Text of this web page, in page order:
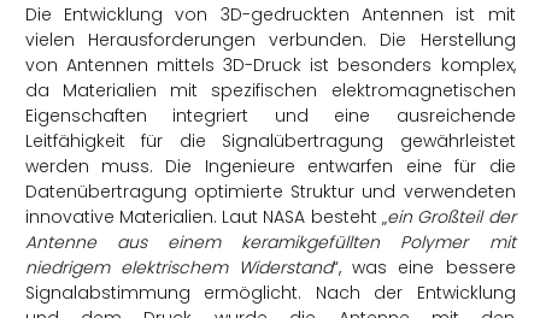
Die Entwicklung von 3D-gedruckten Antennen ist mit
vielen Herausforderungen verbunden. Die Herstellung
von Antennen mittels 3D-Druck ist besonders komplex,
da Materialien mit spezifischen elektromagnetischen
Eigenschaften integriert und eine ausreichende
Leitfähigkeit für die Signalübertragung gewährleistet
werden muss. Die Ingenieure entwarfen eine für die
Datenübertragung optimierte Struktur und verwendeten
innovative Materialien. Laut NASA besteht „ein Großteil der
Antenne aus einem keramikgefüllten Polymer mit
niedrigem elektrischem Widerstand“, was eine bessere
Signalabstimmung ermöglicht. Nach der Entwicklung